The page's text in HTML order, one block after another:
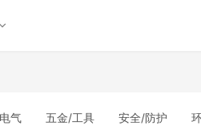
气 五金/工具 安全/防护